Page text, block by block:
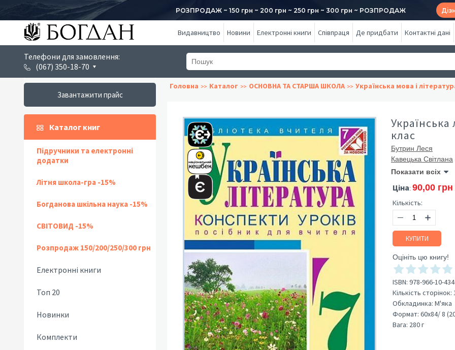
РОЗПРОДАЖ ~ 150 грн ~ 200 грн ~ 250 грн ~ 300 грн ~ РОЗПРОДАЖ
Видавництво Новини Електронні книги Співпраця Де придбати Контактні дані
Телефони для замовлення:
(067) 350-18-70
Завантажити прайс
Каталог книг
Підручники та електронні
додатки
Літня школа-гра -15%
Богданова шкільна наука -15%
СВІТОВИД -15%
Розпродаж 150/200/250/300 грн
Електронні книги
Топ 20
Новинки
Комплекти
Головна Каталог ОСНОВНА ТА СТАРША ШКОЛА Українська мова і
Українська
клас
Бутрин Леся
Кавецька Світлана
Показати всіх
Ціна: 90,00 грн
Кількість:
КУПИТИ
Оцініть цю книгу!
ISBN: 978-966-10-
Кількість сторінок:
Обкладинка: М'яка
Формат: 60х84/ 8
Вага: 280 г